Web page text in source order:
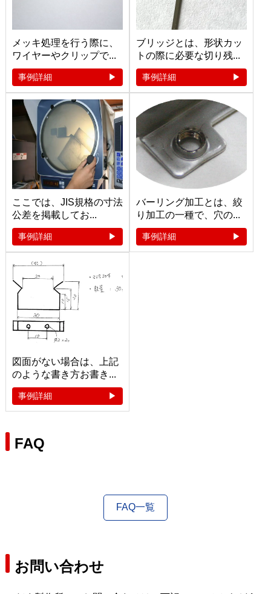
メッキ処理を行う際に、
ワイヤーやクリップで...
事例詳細
ブリッジとは、形状カッ
トの際に必要な切り残...
事例詳細
ここでは、JIS規格の寸法
公差を掲載してお...
事例詳細
バーリング加工とは、絞
り加工の一種で、穴の...
事例詳細
図面がない場合は、上記
のような書き方お書き...
事例詳細
FAQ
FAQ一覧
お問い合わせ